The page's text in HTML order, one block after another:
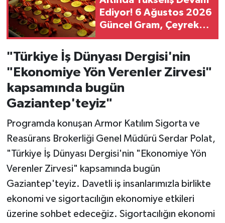
Ediyor! 6 Ağustos 2026
Güncel Gram, Çeyrek
ve Yarım Altın Fiyatları
"Türkiye İş Dünyası Dergisi'nin
"Ekonomiye Yön Verenler Zirvesi"
kapsamında bugün
Gaziantep'teyiz"
Programda konuşan Armor Katılım Sigorta ve
Reasürans Brokerliği Genel Müdürü Serdar Polat,
"Türkiye İş Dünyası Dergisi'nin "Ekonomiye Yön
Verenler Zirvesi" kapsamında bugün
Gaziantep'teyiz. Davetli iş insanlarımızla birlikte
ekonomi ve sigortacılığın ekonomiye etkileri
üzerine sohbet edeceğiz. Sigortacılığın ekonomi